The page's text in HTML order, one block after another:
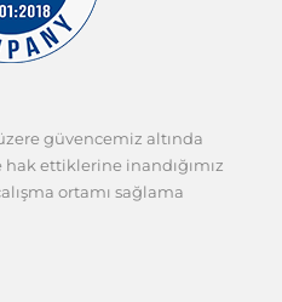
güvencemiz altında
ettiklerine inandığımız
ortamı sağlama